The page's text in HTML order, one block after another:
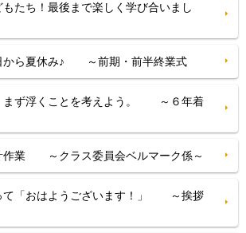
たち！最後まで楽しく学び合いまし
から夏休み♪ ～前期・前半終業式
まず浮くことを考えよう。 ～６年着
作業 ～クラス委員会ベルマーク係～
て「おはようございます！」 ～挨拶